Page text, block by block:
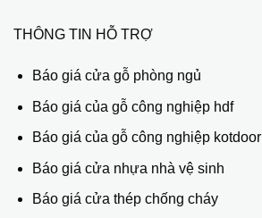
THÔNG TIN HỖ TRỢ
Báo giá cửa gỗ phòng ngủ
Báo giá của gỗ công nghiệp hdf
Báo giá của gỗ công nghiệp kotdoor
Báo giá cửa nhựa nhà vệ sinh
Báo giá cửa thép chống cháy